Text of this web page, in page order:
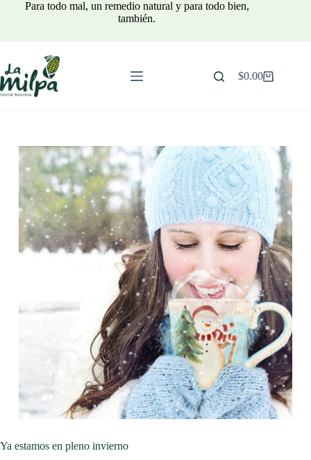
Para todo mal, un remedio natural y para todo bien,
también.
$0.00
Ya estamos en pleno invierno